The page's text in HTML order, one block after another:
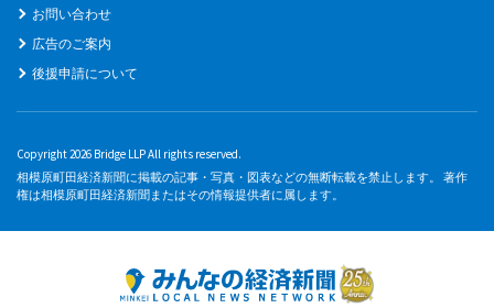
お問い合わせ
広告のご案内
後援申請について
Copyright 2026 Bridge LLP All rights reserved.
相模原町田経済新聞に掲載の記事・写真・図表などの無断転載を禁止します。 著作
権は相模原町田経済新聞またはその情報提供者に属します。